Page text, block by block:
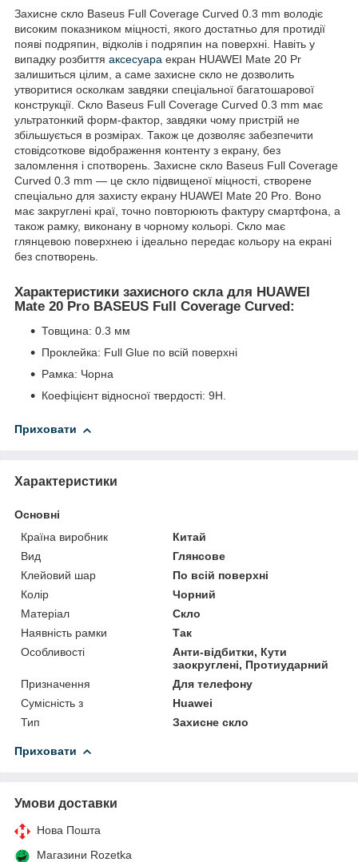
Захисне скло Baseus Full Coverage Curved 0.3 mm володіє
високим показником міцності, якого достатньо для протидії
появі подряпин, відколів і подряпин на поверхні. Навіть у
випадку розбиття аксесуара екран HUAWEI Mate 20 Pr
залишиться цілим, а саме захисне скло не дозволить
утворитися осколкам завдяки спеціальної багатошарової
конструкції. Скло Baseus Full Coverage Curved 0.3 mm має
ультратонкий форм-фактор, завдяки чому пристрій не
збільшується в розмірах. Також це дозволяє забезпечити
стовідсоткове відображення контенту з екрану, без
заломлення і спотворень. Захисне скло Baseus Full Coverage
Curved 0.3 mm — це скло підвищеної міцності, створене
спеціально для захисту екрану HUAWEI Mate 20 Pro. Воно
має закруглені краї, точно повторюють фактуру смартфона, а
також рамку, виконану в чорному кольорі. Скло має
глянцевою поверхнею і ідеально передає кольору на екрані
без спотворень.
Характеристики захисного скла для HUAWEI
Mate 20 Pro BASEUS Full Coverage Curved:
Товщина: 0.3 мм
Проклейка: Full Glue по всій поверхні
Рамка: Чорна
Коефіцієнт відносної твердості: 9H.
Приховати
Характеристики
Основні
Країна виробник
Китай
Вид
Глянсове
Клейовий шар
По всій поверхні
Колір
Чорний
Матеріал
Скло
Наявність рамки
Так
Особливості
Анти-відбитки, Кути
заокруглені, Протиударний
Призначення
Для телефону
Сумісність з
Huawei
Тип
Захисне скло
Приховати
Умови доставки
Нова Пошта
Магазини Rozetka